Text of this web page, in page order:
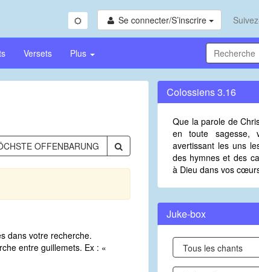
Se connecter/S’inscrire
Versets Plus
dans votre recherche.
entre guillemets. Ex : «
Colossiens 3.16
Que la parole de
en toute sagesse,
avertissant les uns
des hymnes et des
à Dieu dans vos
Juke-box